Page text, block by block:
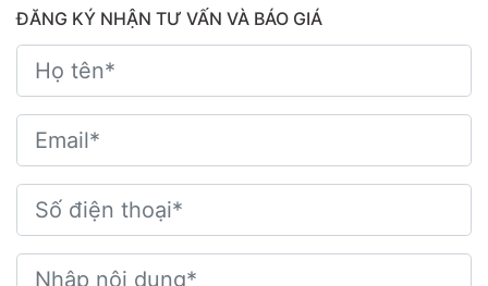
ĐĂNG KÝ NHẬN TƯ VẤN VÀ BÁO GIÁ